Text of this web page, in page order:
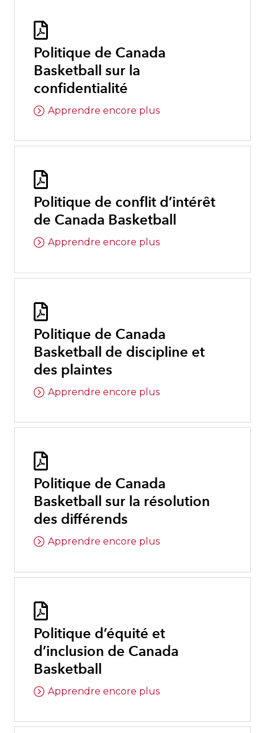

Politique de Canada
Basketball sur la
confidentialité
Apprendre encore plus

Politique de conflit d’intérêt
de Canada Basketball
Apprendre encore plus

Politique de Canada
Basketball de discipline et
des plaintes
Apprendre encore plus

Politique de Canada
Basketball sur la résolution
des différends
Apprendre encore plus

Politique d’équité et
d’inclusion de Canada
Basketball
Apprendre encore plus